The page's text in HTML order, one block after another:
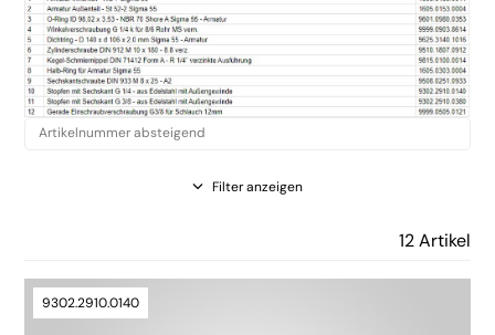
Filter anzeigen
12 Artikel
9302.2910.0140